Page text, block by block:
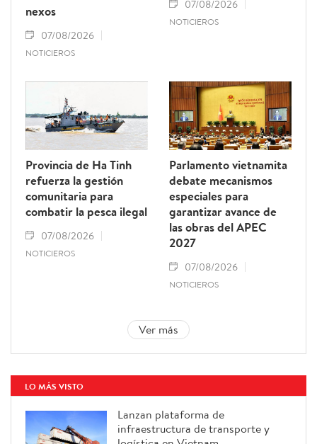
nexos
07/08/2026
NOTICIEROS
07/08/2026
NOTICIEROS
Provincia de Ha Tinh
refuerza la gestión
comunitaria para
combatir la pesca ilegal
07/08/2026
NOTICIEROS
Parlamento vietnamita
debate mecanismos
especiales para
garantizar avance de
las obras del APEC
2027
07/08/2026
NOTICIEROS
Ver más
LO MÁS VISTO
Lanzan plataforma de
infraestructura de transporte y